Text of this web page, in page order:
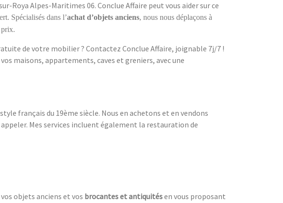
Roya Alpes-Maritimes 06. Conclue Affaire peut vous aider sur ce
Spécialisés dans l’achat d’objets anciens, nous nous déplaçons à
prix.
de votre mobilier ? Contactez Conclue Affaire, joignable 7j/7 !
maisons, appartements, caves et greniers, avec une
français du 19ème siècle. Nous en achetons et en vendons
Mes services incluent également la restauration de
objets anciens et vos brocantes et antiquitésen vous proposant